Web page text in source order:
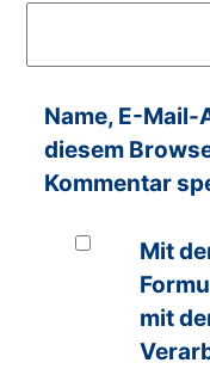
Name, E-Mail-
diesem
Kommentar
Mit
mit